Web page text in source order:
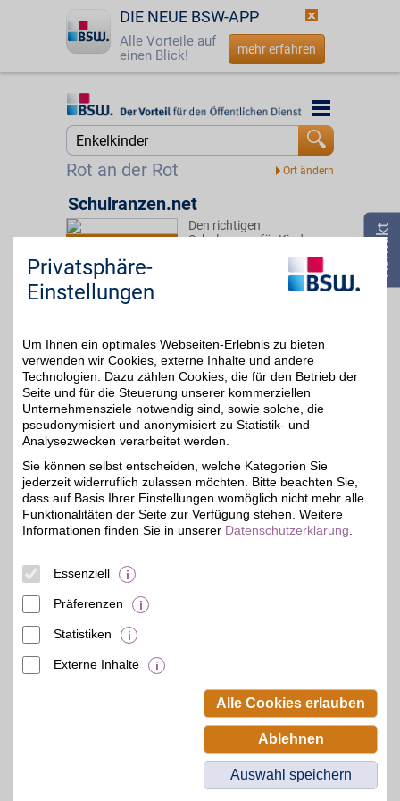
DIE NEUE BSW-APP
Alle Vorteile auf
einen Blick!
mehr erfahren
Startseite
Login
☎ 0800 - 279 25 82
Rot an der Rot
Startseite
Schulranzen.net
Den richtigen
Schulranzen für Kinder
oder Enkelkinder? Bei
schulranzen.net gibt es
die perfekte Auswahl und
für die Liebsten.
Zum Partnerprofil
Schulranzen Onlineshop
Alles für den perfekten
Schulstart - bei
Schulranzen Online.Ob
Ranzen, Rucksäcke oder
Zubehör, hier finden Sie
Top-Marken und viele
Beamten-Selbsthilfewerk GmbH.
Privatsphäre-
Einstellungen
Um Ihnen ein optimales Webseiten-Erlebnis zu bieten
verwenden wir Cookies, externe Inhalte und andere
Technologien. Dazu zählen Cookies, die für den Betrieb der
Seite und für die Steuerung unserer kommerziellen
Unternehmensziele notwendig sind, sowie solche, die
pseudonymisiert und anonymisiert zu Statistik- und
Analysezwecken verarbeitet werden.
Sie können selbst entscheiden, welche Kategorien Sie
jederzeit widerruflich zulassen möchten. Bitte beachten Sie,
dass auf Basis Ihrer Einstellungen womöglich nicht mehr alle
Funktionalitäten der Seite zur Verfügung stehen. Weitere
Informationen finden Sie in unserer Datenschutzerklärung
Essenziell
Präferenzen
Statistiken
Externe Inhalte
Alle Cookies erlauben
Ablehnen
Auswahl speichern